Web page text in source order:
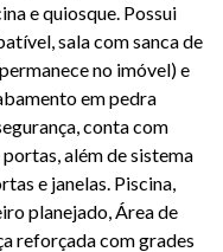
e quiosque. Possui
sala com sanca de
no imóvel) e
em pedra
conta com
além de sistema
e janelas. Piscina,
planejado, Área de
reforçada com grades